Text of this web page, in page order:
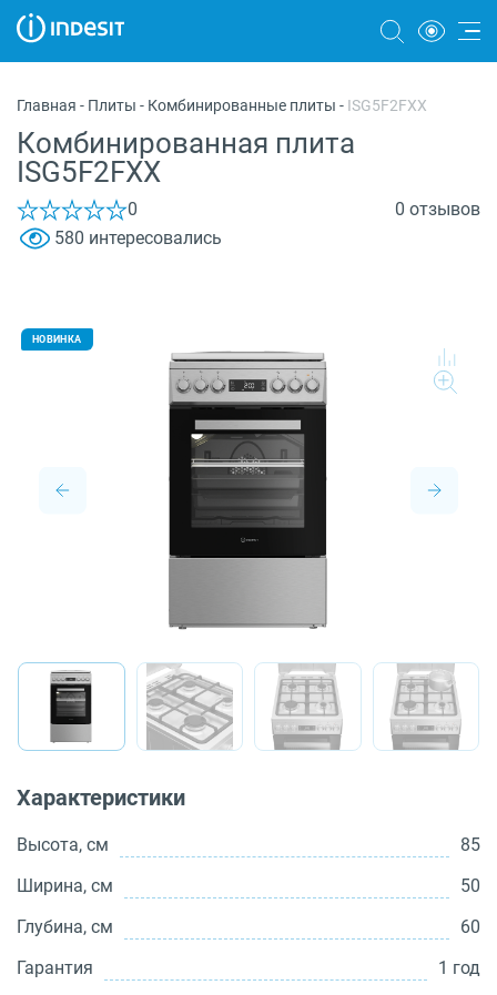
Морозильные камеры
Стиральные и сушильные машины
Посудомоечные машины
Микроволновые печи
О бренде
Главная - Плиты - Комбинированные плиты - ISG5F2FXX
Комбинированная плита
ISG5F2FXX
0
0 отзывов
580 интересовались
НОВИНКА
Характеристики
Высота, см
85
Ширина, см
50
Глубина, см
60
Гарантия
1 год